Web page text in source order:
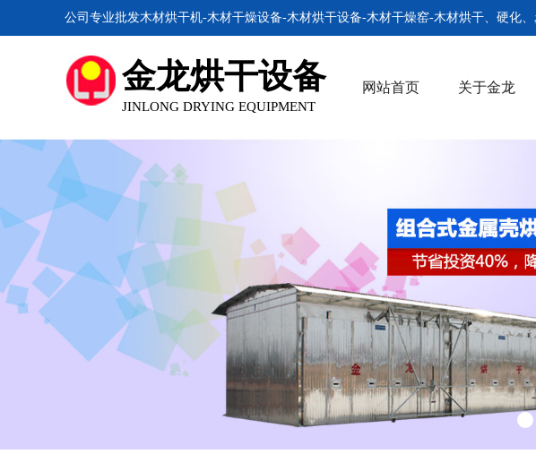
公司专业批发木材烘干机-木材干燥设备-木材烘干设备-木材干燥窑-木材烘干、硬化
金龙烘干设备
JINLONG DRYING EQUIPMENT
网站首页 关于金龙